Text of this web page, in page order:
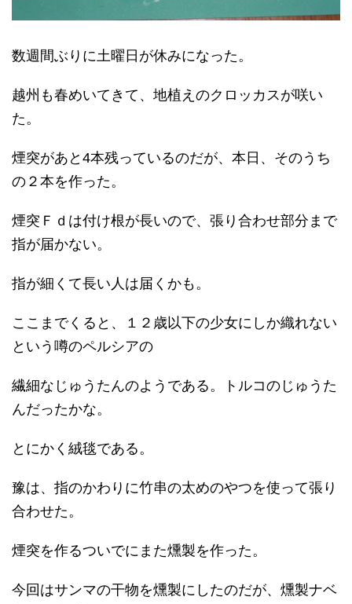
数週間ぶりに土曜日が休みになった。
越州も春めいてきて、地植えのクロッカスが咲い
た。
煙突があと4本残っているのだが、本日、そのうち
の２本を作った。
煙突Ｆｄは付け根が長いので、張り合わせ部分まで
指が届かない。
指が細くて長い人は届くかも。
ここまでくると、１２歳以下の少女にしか織れない
という噂のペルシアの
繊細なじゅうたんのようである。トルコのじゅうた
んだったかな。
とにかく絨毯である。
豫は、指のかわりに竹串の太めのやつを使って張り
合わせた。
煙突を作るついでにまた燻製を作った。
今回はサンマの干物を燻製にしたのだが、燻製ナベ